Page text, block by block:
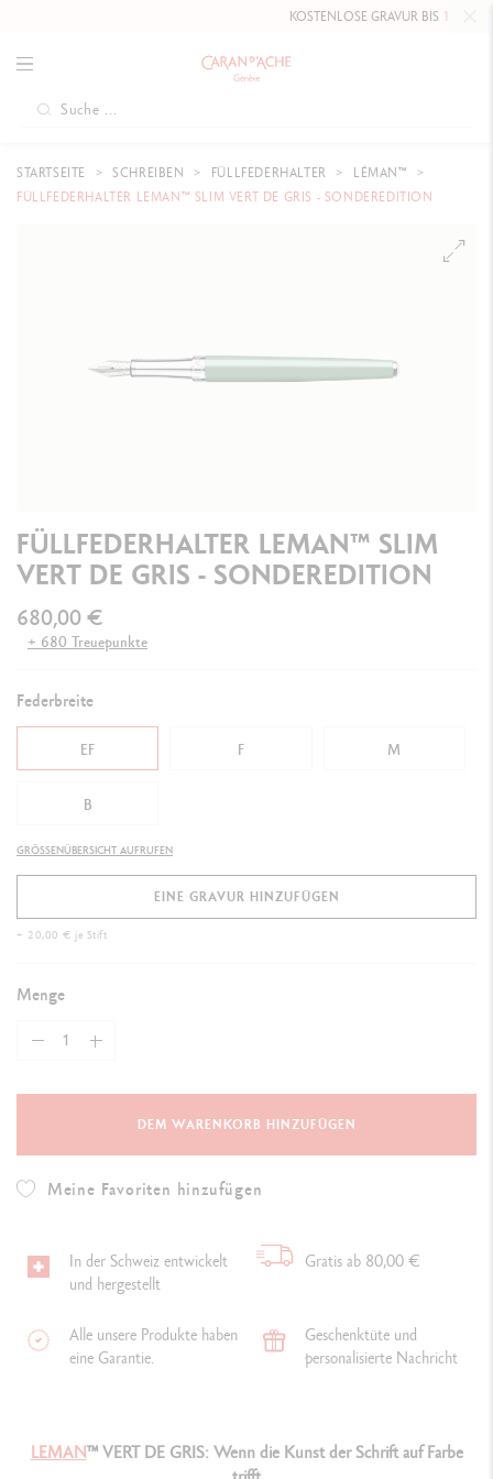
KOSTENLOSE GRAVUR BIS10. MAI
STARTSEITE SCHREIBEN FÜLLFEDERHALTER
LÉMAN™
FÜLLFEDERHALTER LEMAN™ SLIM VERT DE GRIS - SONDEREDITION
FÜLLFEDERHALTER LEMAN™ SLIM
VERT DE GRIS - SONDEREDITION
680,00 €
+ 680 Treuepunkte
Federbreite
EF F M
B
GRÖSSENÜBERSICHT AUFRUFEN
EINE GRAVUR HINZUFÜGEN
+ 20,00 € je Stift
Menge
DEM WARENKORB HINZUFÜGEN
Meine Favoriten hinzufügen
In der Schweiz entwickelt
und hergestellt
Gratis ab 80,00 €
Alle unsere Produkte haben
eine Garantie.
Geschenktüte und
personalisierte Nachricht
LEMAN™ VERT DE GRIS: Wenn die Kunst der Schrift auf Farbe